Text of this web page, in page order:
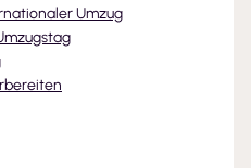
Umzug